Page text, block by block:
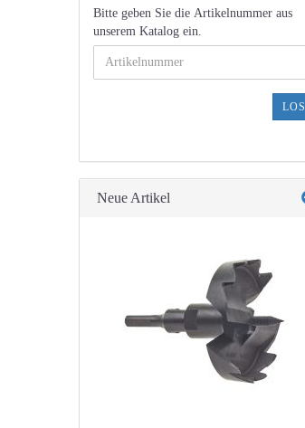
BITTE
GEBEN
SIE
DIE
ARTIKELNUMMER
Bitte geben Sie die Artikelnummer aus
unserem Katalog ein.
LOS
Neue Artikel